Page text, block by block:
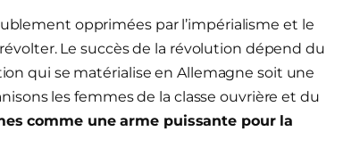
opprimées par l’impérialisme et le
Le succès de la révolution dépend du
qui se matérialise en Allemagne soit une
les femmes de la classe ouvrière et du
comme une arme puissante pour la